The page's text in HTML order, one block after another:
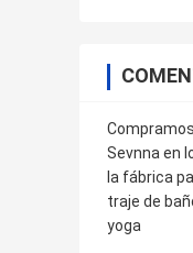
Sevnna en
la fábrica
traje de
yoga